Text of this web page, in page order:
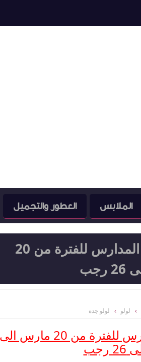
الملابس العطور والتجميل
عروض لولو Lulu جدة وتبوك العودة الى المدارس للفترة من 20
لولو لولو جدة